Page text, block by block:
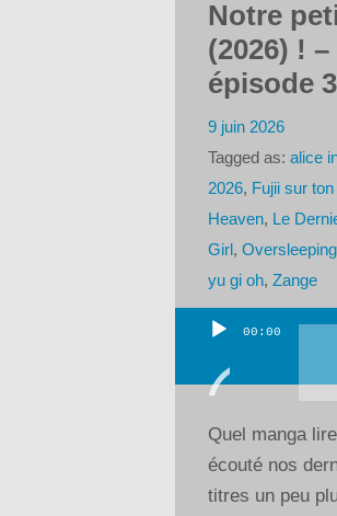
Notre
(2026) !
épisode
9 juin 2026
Tagged as: alice
2026, Fujii sur
Heaven, Le
Girl,
yu gi oh, Zange
Lecteur
audio
00:00
Quel manga
écouté nos
titres un peu